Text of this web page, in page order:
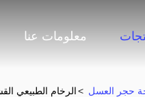
معلومات عنا
حجر العسل >الرخام الطبيعي